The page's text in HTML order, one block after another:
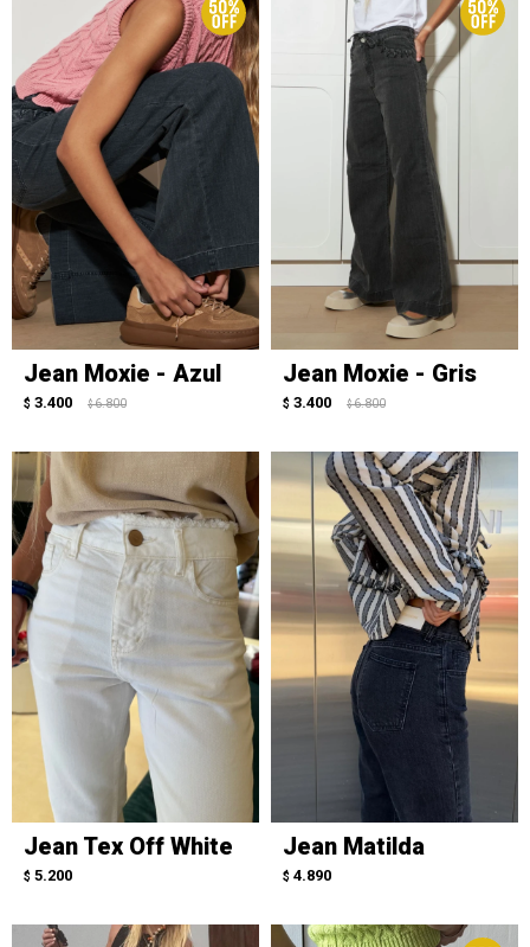
Jean Moxie - Azul
$ 3.400 $ 6.800
Jean Moxie - Gris
$ 3.400 $ 6.800
Jean Tex Off White
$ 5.200
Jean Matilda
$ 4.890